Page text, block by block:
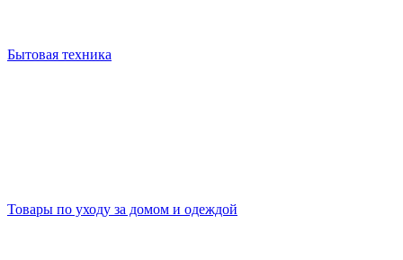
Бытовая техника
Товары по уходу за домом и одеждой